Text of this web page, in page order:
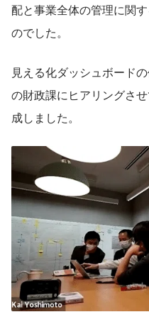
配と事業全体の管理に関
のでした。
見える化ダッシュボード
の財政課にヒアリングさ
成しました。